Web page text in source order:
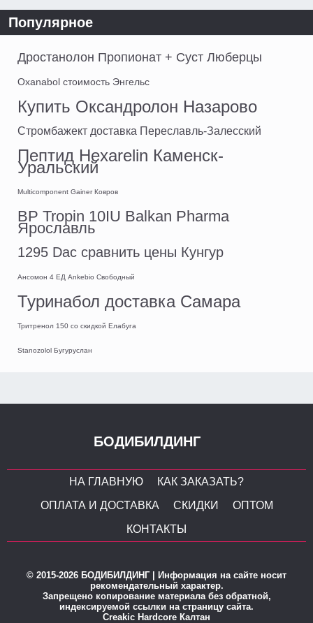
Популярное
Дростанолон Пропионат + Суст Люберцы
Oxanabol стоимость Энгельс
Купить Оксандролон Назарово
Стромбажект доставка Переславль-Залесский
Пептид Hexarelin Каменск-
Уральский
Multicomponent Gainer Ковров
BP Tropin 10IU Balkan Pharma
Ярославль
1295 Dac сравнить цены Кунгур
Ансомон 4 ЕД Ankebio Свободный
Туринабол доставка Самара
Тритренол 150 со скидкой Елабуга
Stanozolol Бугуруслан
БОДИБИЛДИНГ
НА ГЛАВНУЮ
КАК ЗАКАЗАТЬ?
ОПЛАТА И ДОСТАВКА
СКИДКИ
ОПТОМ
КОНТАКТЫ
© 2015-2026 БОДИБИЛДИНГ | Информация на сайте носит
рекомендательный характер.
Запрещено копирование материала без обратной,
индексируемой ссылки на страницу сайта.
Creakic Hardcore Калтан